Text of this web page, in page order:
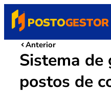
Anterior
Sistema de
postos de